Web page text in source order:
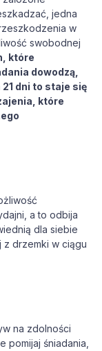
jedna
w
swobodnej
które
dowodzą,
dni to staje się
które
a to odbija
dla siebie
drzemki w ciągu
na zdolności
pomijaj śniadania,